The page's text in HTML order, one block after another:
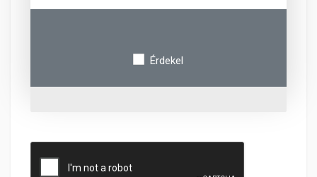
Érdekel